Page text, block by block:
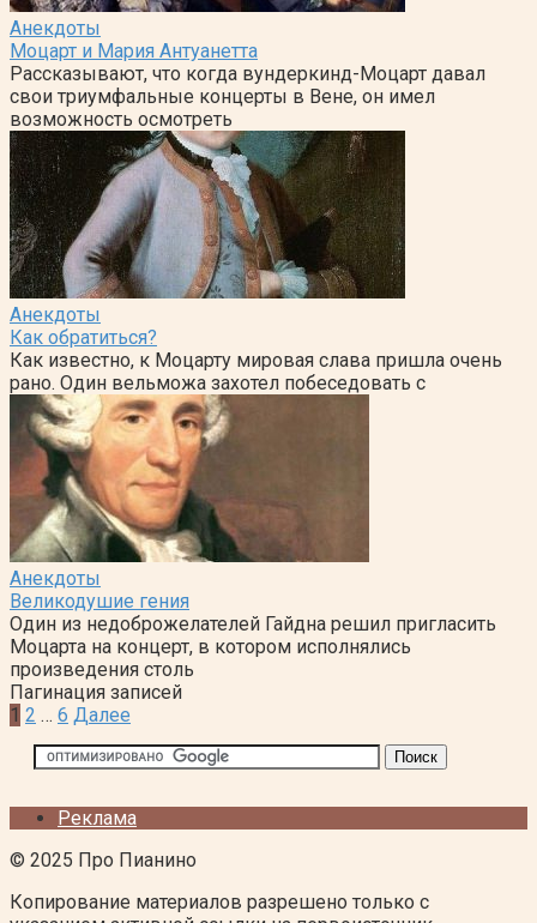
Анекдоты
Моцарт и Мария Антуанетта
Рассказывают, что когда вундеркинд-Моцарт давал
свои триумфальные концерты в Вене, он имел
возможность осмотреть
Анекдоты
Как обратиться?
Как известно, к Моцарту мировая слава пришла очень
рано. Один вельможа захотел побеседовать с
Анекдоты
Великодушие гения
Один из недоброжелателей Гайдна решил пригласить
Моцарта на концерт, в котором исполнялись
произведения столь
Пагинация записей
1 2 … 6 Далее
Реклама
© 2025 Про Пианино
Копирование материалов разрешено только с